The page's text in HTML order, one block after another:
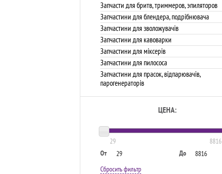
Запчасти для бритв, триммеров, эпиляторов
Запчастини для блендера, подрібнювача
Запчастини для зволожувачів
Запчастини для кавоварки
Запчастини для міксерів
Запчастини для пилососа
Запчастини для прасок, відпарювачів,
парогенераторів
ЦЕНА:
29
8816
От
До
Сбросить фильтр